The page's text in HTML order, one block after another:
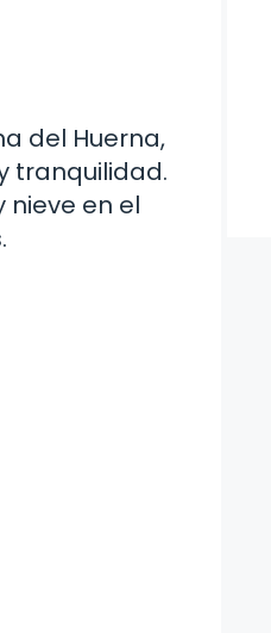
del Huerna,
tranquilidad.
en el